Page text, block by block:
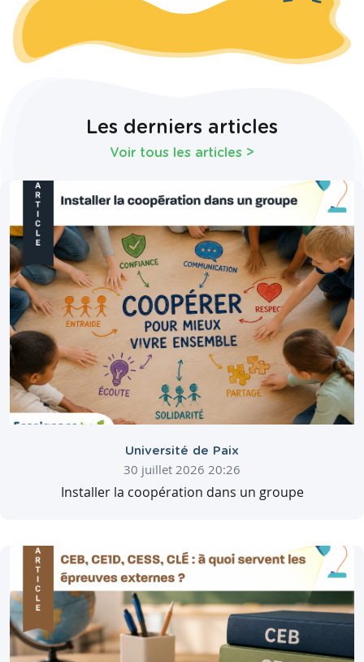
Les derniers articles
Voir tous les articles >
Université de Paix
30 juillet 2026 20:26
Installer la coopération dans un groupe